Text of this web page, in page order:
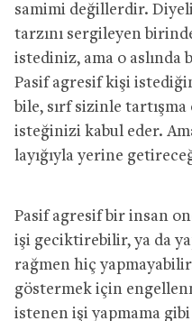
samimi değillerdir.
tarzını sergileyen
istediniz, ama o aslında
Pasif agresif kişi
bile, sırf sizinle
isteğinizi kabul eder.
layığıyla yerine
Pasif agresif bir insan
işi geciktirebilir, ya da
rağmen hiç
göstermek için
istenen işi yapmama